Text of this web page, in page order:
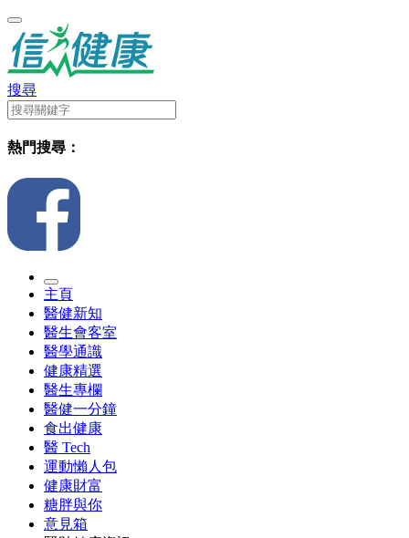
搜尋
熱門搜尋：
主頁
醫健新知
醫生會客室
醫學通識
健康精選
醫生專欄
醫健一分鐘
食出健康
醫 Tech
運動懶人包
健康財富
糖胖與你
意見箱